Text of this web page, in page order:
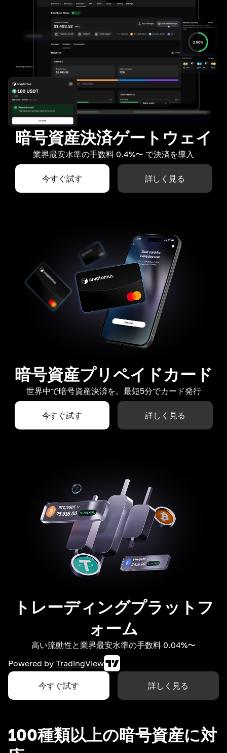
暗号資産決済ゲートウェイ
業界最安水準の手数料 0.4%〜 で決済を導入
今すぐ試す 詳しく見る
暗号資産プリペイドカード
世界中で暗号資産決済を。最短5分でカード発行
今すぐ試す 詳しく見る
トレーディングプラットフ
ォーム
高い流動性と業界最安水準の手数料 0.04%〜
Powered by TradingView
今すぐ試す 詳しく見る
100種類以上の暗号資産に対